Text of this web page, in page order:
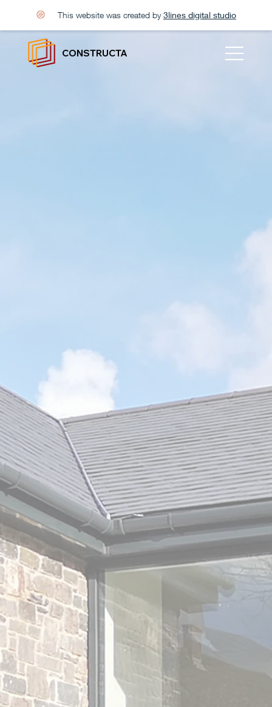
This website was created by 3lines digital studio
CONSTRUCTA